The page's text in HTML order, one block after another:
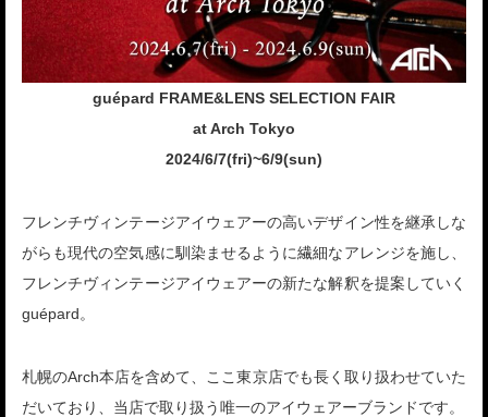
guépard FRAME&LENS SELECTION FAIR
at Arch Tokyo
2024/6/7(fri)~6/9(sun)
フレンチヴィンテージアイウェアーの高いデザイン性を継承しな
がらも現代の空気感に馴染ませるように繊細なアレンジを施し、
フレンチヴィンテージアイウェアーの新たな解釈を提案していく
guépard。
札幌のArch本店を含めて、ここ東京店でも長く取り扱わせていた
だいており、当店で取り扱う唯一のアイウェアーブランドです。